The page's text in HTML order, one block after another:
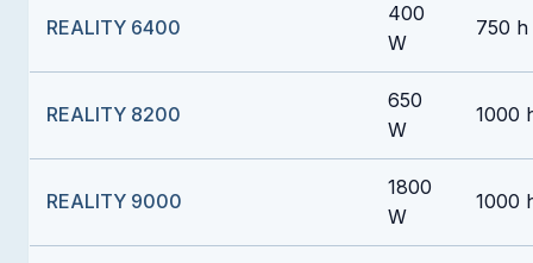
REALITY 6400
400
W
750 h
REALITY 8200
650
W
1000
REALITY 9000
1800
W
1000